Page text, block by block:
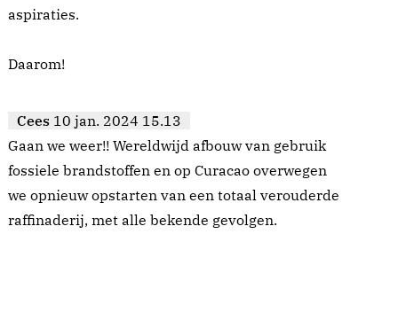
aspiraties.
Daarom!
Cees 10 jan. 2024 15.13
Gaan we weer!! Wereldwijd afbouw van gebruik
fossiele brandstoffen en op Curacao overwegen
we opnieuw opstarten van een totaal verouderde
raffinaderij, met alle bekende gevolgen.